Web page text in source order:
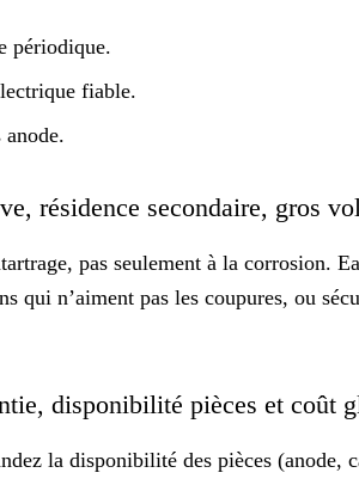
périodique.
fiable.
résidence secondaire, gros
pas seulement à la corrosion.
qui n’aiment pas les coupures, ou
disponibilité pièces et coût
la disponibilité des pièces